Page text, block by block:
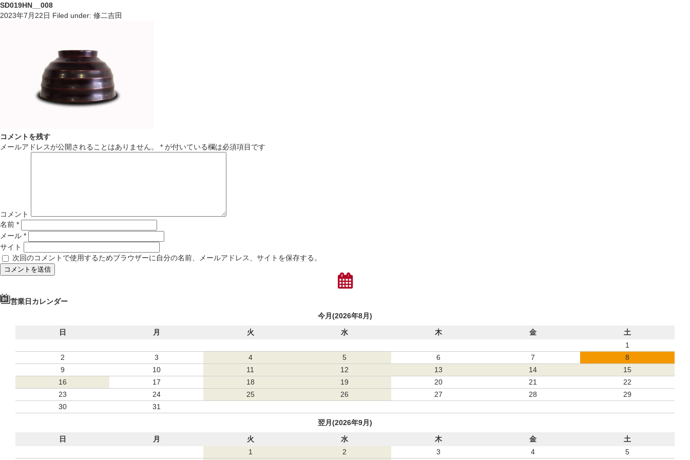
SD019HN__008
2023年7月22日 Filed under: 修二吉田
コメントを残す
メールアドレスが公開されることはありません。
* が付いている欄は必須項目です
コメント
名前 *
メール *
サイト
次回のコメントで使用するためブラウザーに自分の名前、メールアドレス、サイトを保存する。
営業日カレンダー
今月(2026年8月)
日
月 火 水 木 金
土
1
2
3 4 5 6 7
8
9
10 11 12 13 14
15
16
17 18 19 20 21
22
23
24 25 26 27 28
29
30
31
翌月(2026年9月)
日
月 火 水 木 金
土
1
2 3 4
5